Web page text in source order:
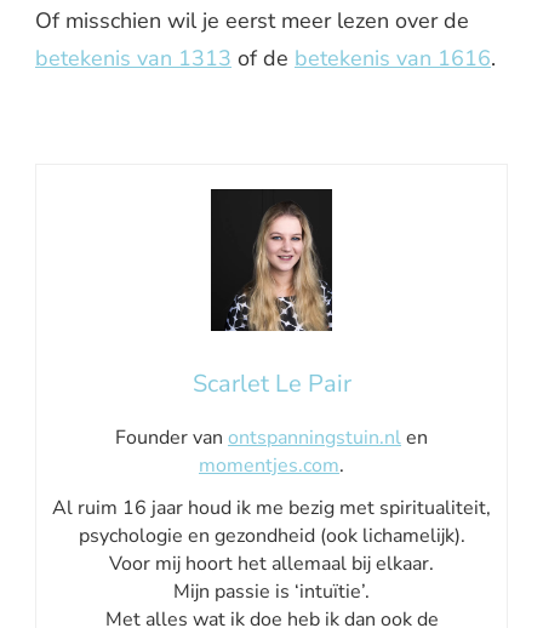
Of misschien wil je eerst meer lezen over de
betekenis van 1313 of de betekenis van 1616.
Scarlet Le Pair
Founder van ontspanningstuin.nlen
momentjes.com.
Al ruim 16 jaar houd ik me bezig met spiritualiteit,
psychologie en gezondheid (ook lichamelijk).
Voor mij hoort het allemaal bij elkaar.
Mijn passie is ‘intuïtie’.
Met alles wat ik doe heb ik dan ook de